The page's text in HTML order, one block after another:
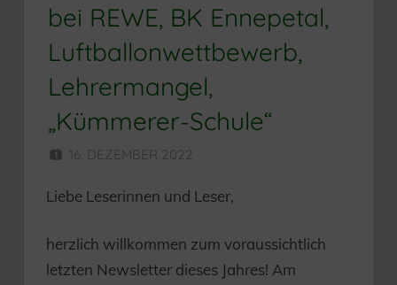
bei REWE, BK Ennepetal,
Luftballonwettbewerb,
Lehrermangel,
„Kümmerer-Schule“
16. DEZEMBER 2022
Liebe Leserinnen und Leser,
herzlich willkommen zum voraussichtlich
letzten Newsletter dieses Jahres! Am